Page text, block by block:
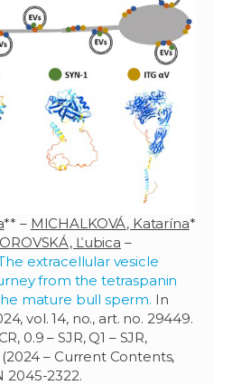
** – MICHALKOVÁ, Katarína*
Ľubica –
extracellular vesicle
from the tetraspanin
mature bull sperm. In
vol. 14, no., art. no. 29449.
0.9 – SJR, Q1 – SJR,
– Current Contents,
2045-2322.